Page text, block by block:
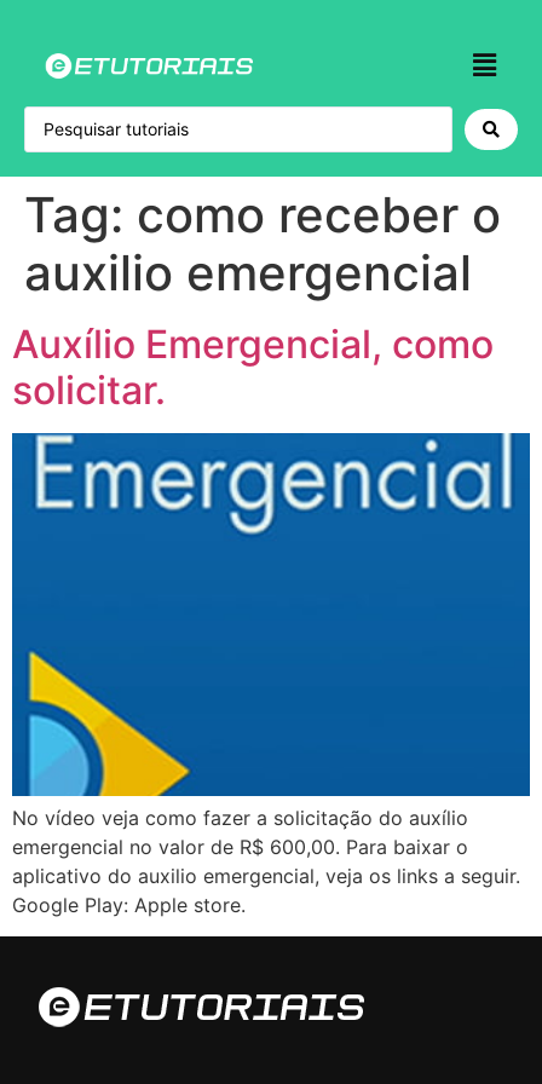
Tag: como receber o
auxilio emergencial
Auxílio Emergencial, como
solicitar.
No vídeo veja como fazer a solicitação do auxílio
emergencial no valor de R$ 600,00. Para baixar o
aplicativo do auxilio emergencial, veja os links a seguir.
Google Play: Apple store.